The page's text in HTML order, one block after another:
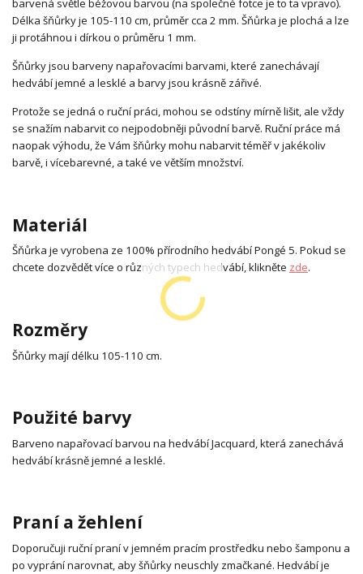
barvená světle béžovou barvou (na společné fotce je to ta vpravo).
Délka šňůrky je 105-110 cm, průměr cca 2 mm. Šňůrka je plochá a lze
ji protáhnou i dírkou o průměru 1 mm.
Šňůrky jsou barveny napařovacími barvami, které zanechávají
hedvábí jemné a lesklé a barvy jsou krásně zářivé.
Protože se jedná o ruční práci, mohou se odstíny mírně lišit, ale vždy
se snažím nabarvit co nejpodobněji původní barvě. Ruční práce má
naopak výhodu, že Vám šňůrky mohu nabarvit téměř v jakékoliv
barvě, i vícebarevné, a také ve větším množství.
Materiál
Šňůrka je vyrobena ze 100% přírodního hedvábí Pongé 5. Pokud se
chcete dozvědět více o různých typech hedvábí, klikněte zde.
Rozměry
Šňůrky mají délku 105-110 cm.
Použité barvy
Barveno napařovací barvou na hedvábí Jacquard, která zanechává
hedvábí krásně jemné a lesklé.
Praní a žehlení
Doporučuji ruční praní v jemném pracím prostředku nebo šamponu a
po vyprání narovnat, aby šňůrky neuschly zmačkané. Hedvábí je